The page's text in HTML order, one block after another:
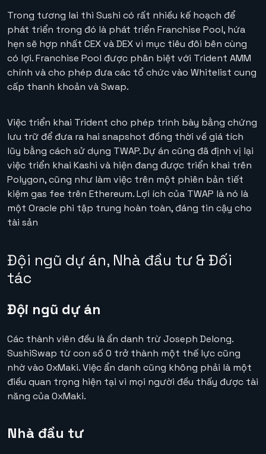
Trong tương lai thì Sushi có rất nhiều kế hoạch để
phát triển trong đó là phát triển Franchise Pool, hứa
hẹn sẽ hợp nhất CEX và DEX vì mục tiêu đôi bên cùng
có lợi. Franchise Pool được phân biệt với Trident AMM
chính và cho phép đưa các tổ chức vào Whitelist cung
cấp thanh khoản và Swap.
Việc triển khai Trident cho phép trình bày bằng chứng
lưu trữ để đưa ra hai snapshot đồng thời về giá tích
lũy bằng cách sử dụng TWAP. Dự án cũng đã định vị lại
việc triển khai Kashi và hiện đang được triển khai trên
Polygon, cũng như làm việc trên một phiên bản tiết
kiệm gas fee trên Ethereum. Lợi ích của TWAP là nó là
một Oracle phi tập trung hoàn toàn, đáng tin cậy cho
tài sản
Đội ngũ dự án, Nhà đầu tư & Đối
tác
Đội ngũ dự án
Các thành viên đều là ẩn danh trừ Joseph Delong.
SushiSwap từ con số 0 trở thành một thế lực cũng
nhờ vào 0xMaki. Việc ẩn danh cũng không phải là một
điều quan trọng hiện tại vì mọi người đều thấy được tài
năng của 0xMaki.
Nhà đầu tư